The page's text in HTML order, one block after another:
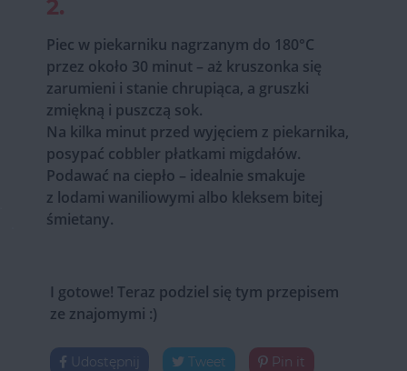
2.
Piec w piekarniku nagrzanym do 180°C
przez około 30 minut – aż kruszonka się
zarumieni i stanie chrupiąca, a gruszki
zmiękną i puszczą sok.
Na kilka minut przed wyjęciem z piekarnika,
posypać cobbler płatkami migdałów.
Podawać na ciepło – idealnie smakuje
z lodami waniliowymi albo kleksem bitej
śmietany.
I gotowe! Teraz podziel się tym przepisem
ze znajomymi :)
Udostępnij Tweet Pin it